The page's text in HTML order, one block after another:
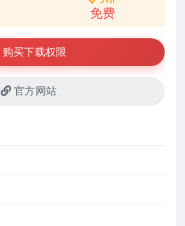
免费
购买下载权限
官方网站